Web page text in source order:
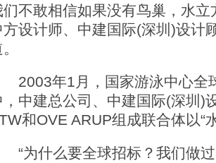
们不敢相信如果没有鸟巢，水立
方设计师、中建国际(深圳)设计
年1月，国家游泳中心全
，中建总公司、中建国际(深圳)
和OVE ARUP组成联合体以“
为什么要全球招标？我们做过